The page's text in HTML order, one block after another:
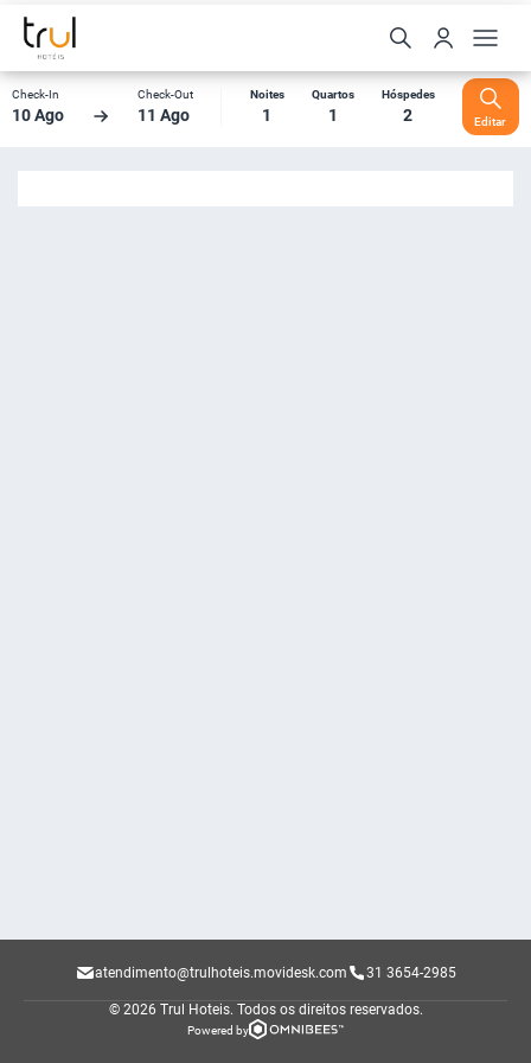
Check-In
10 Ago
Check-Out
11 Ago
Noites
1
Quartos
1
Hóspedes
2 Editar
atendimento@trulhoteis.movidesk.com 31 3654-2985
© 2026 Trul Hoteis. Todos os direitos reservados.
Powered by